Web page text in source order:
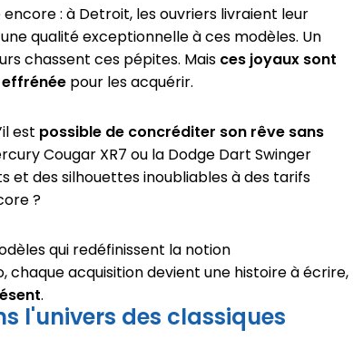
: à Detroit, les ouvriers livraient leur
qualité exceptionnelle à ces modèles. Un
chassent ces pépites. Mais ces joyaux sont
pour les acquérir.
est possible de concréditer son rêve sans
Cougar XR7 ou la Dodge Dart Swinger
et des silhouettes inoubliables à des tarifs
?
qui redéfinissent la notion
chaque acquisition devient une histoire à écrire,
.
l'univers des classiques